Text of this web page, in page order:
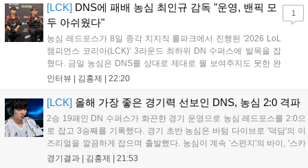
[LCK] DNS에 패배 농심 최인규 감독 "운영, 밴픽 모
두 아쉬웠다"
농심 레드포스가 8일 종각 치지직 롤파크에서 진행된 '2026 LoL
챔피언스 코리아(LCK)' 3라운드 최하위 DN 수퍼스에 발목을 잡
혔다. 금일 농심은 DNS를 상대로 제대로 뭘 보여주지도 못한 완
패를 당하고 말았다. 이하 농심 레드포스 최인규 감독과 '리헨즈'
인규 감독 : 모든 경...
인터뷰 | 김홍제 | 22:20
1
[LCK] 올해 가장 좋은 경기력 선보인 DNS, 농심 2:0 격파
2승 19패인 DN 수퍼스가 화끈한 경기 운영으로 농심 레드포스를 2:0으
로 잡고 3승째를 기록했다. 경기 초반 농심은 바텀 다이브로 '덕담'의 이
즈리얼을 깔끔하게 잡으며 출발했다. 농심이 계속 '스펀지'의 바이, '스카
웃'의 신드라가 맹활약하며 초반부터 잡은 주도권을 계속 잘 굴렸다.
경기결과 | 김홍제 | 21:53